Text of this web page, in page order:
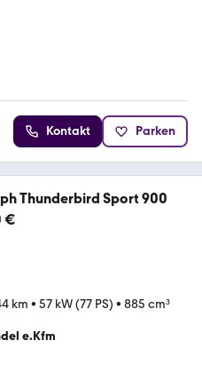
Kontakt Parken
Thunderbird Sport 900
€
km • 57 kW (77 PS) • 885 cm³
e.Kfm